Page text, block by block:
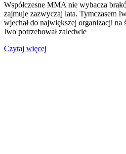
Współczesne MMA nie wybacza
zajmuje zazwyczaj lata. Tymczasem
wjechał do największej organizacji
Iwo potrzebował zaledwie
Czytaj więcej